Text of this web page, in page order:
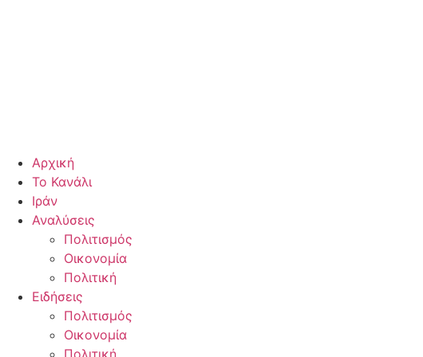
Αρχική
Το Κανάλι
Ιράν
Αναλύσεις
Πολιτισμός
Οικονομία
Πολιτική
Ειδήσεις
Πολιτισμός
Οικονομία
Πολιτική